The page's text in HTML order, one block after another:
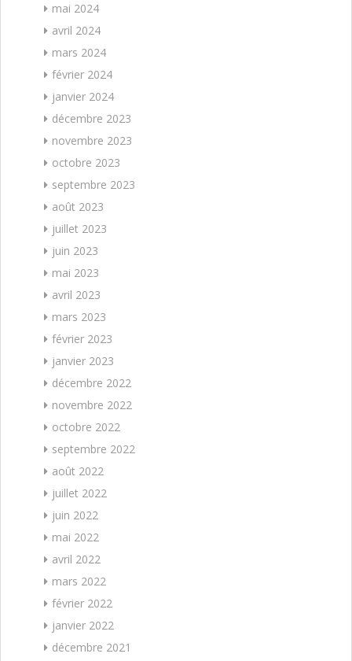
mai 2024
avril 2024
mars 2024
février 2024
janvier 2024
décembre 2023
novembre 2023
octobre 2023
septembre 2023
août 2023
juillet 2023
juin 2023
mai 2023
avril 2023
mars 2023
février 2023
janvier 2023
décembre 2022
novembre 2022
octobre 2022
septembre 2022
août 2022
juillet 2022
juin 2022
mai 2022
avril 2022
mars 2022
février 2022
janvier 2022
décembre 2021